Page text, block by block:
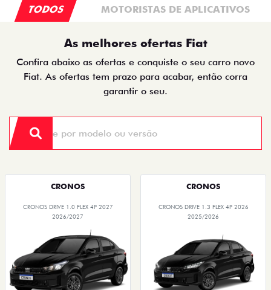
TODOS MOTORISTAS DE APLICATIVOS
As melhores ofertas Fiat
Confira abaixo as ofertas e conquiste o seu carro novo
Fiat. As ofertas tem prazo para acabar, então corra
garantir o seu.
CRONOS
CRONOS DRIVE 1.0 FLEX 4P 2027
2026/2027
CRONOS
CRONOS DRIVE 1.3 FLEX 4P 2026
2025/2026